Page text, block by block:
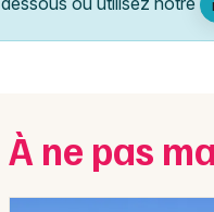
À ne pas